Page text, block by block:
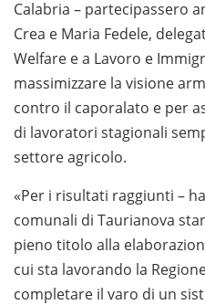
Calabria – partecipassero
Crea e Maria Fedele,
Welfare e a Lavoro e
massimizzare la visione
contro il caporalato e per
di lavoratori stagionali
settore agricolo.
«Per i risultati raggiunti –
comunali di Taurianova
pieno titolo alla
cui sta lavorando la
completare il varo di un